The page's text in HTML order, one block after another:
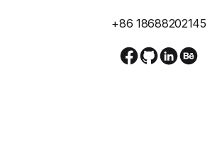
+86 18688202145